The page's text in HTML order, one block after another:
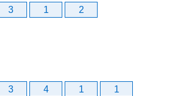
3 1 2
3 4 1 1